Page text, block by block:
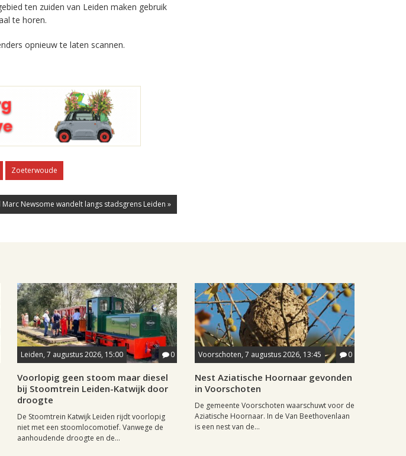
ten zuiden van Leiden maken gebruik
te horen.
opnieuw te laten scannen.
Zoeterwoude
Marc Newsome wandelt langs stadsgrens Leiden »
Leiden, 7 augustus 2026, 15:00 0
Voorlopig geen stoom maar diesel
bij Stoomtrein Leiden-Katwijk door
droogte
De Stoomtrein Katwijk Leiden rijdt voorlopig
niet met een stoomlocomotief. Vanwege de
aanhoudende droogte en de...
Voorschoten, 7 augustus 2026, 13:45 0
Nest Aziatische Hoornaar gevonden
in Voorschoten
De gemeente Voorschoten waarschuwt voor de
Aziatische Hoornaar. In de Van Beethovenlaan
is een nest van de...